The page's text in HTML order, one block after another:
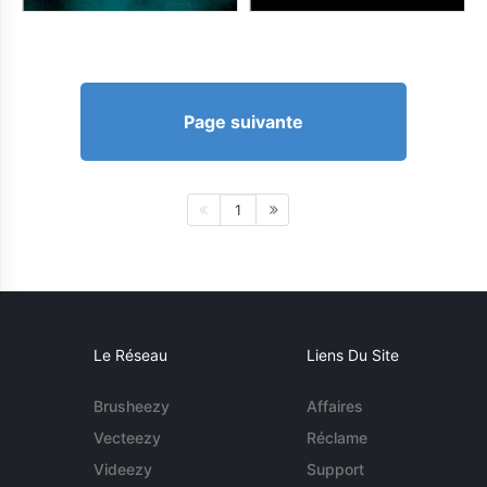
Page suivante
1
Le Réseau
Brusheezy
Vecteezy
Videezy
Liens Du Site
Affaires
Réclame
Support